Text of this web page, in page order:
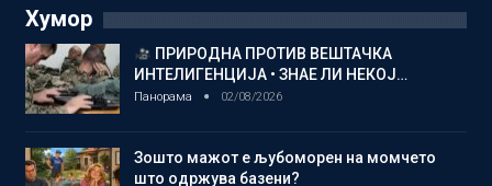
Хумор
ПРИРОДНА ПРОТИВ ВЕШТАЧКА
ИНТЕЛИГЕНЦИЈА • ЗНАЕ ЛИ НЕКОЈ…
Панорама 02/08/2026
Зошто мажот е љубоморен на момчето
што одржува базени?